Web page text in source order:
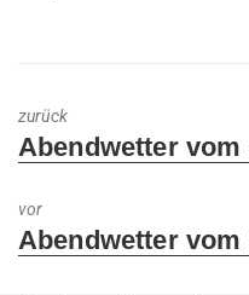
zurück
Previous
Abendwetter vom
vor
Next
Abendwetter vom